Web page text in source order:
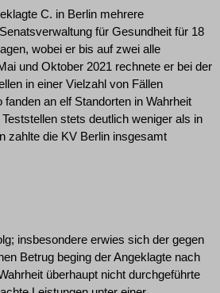
C. in Berlin mehrere
für Gesundheit für 18
wobei er bis auf zwei alle
und Oktober 2021 rechnete er bei der
in einer Vielzahl von Fällen
an elf Standorten in Wahrheit
stets deutlich weniger als in
zahlte die KV Berlin insgesamt
insbesondere erwies sich der gegen
Betrug beging der Angeklagte nach
überhaupt nicht durchgeführte